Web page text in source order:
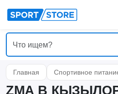
Главная Спортивное
ZMA В